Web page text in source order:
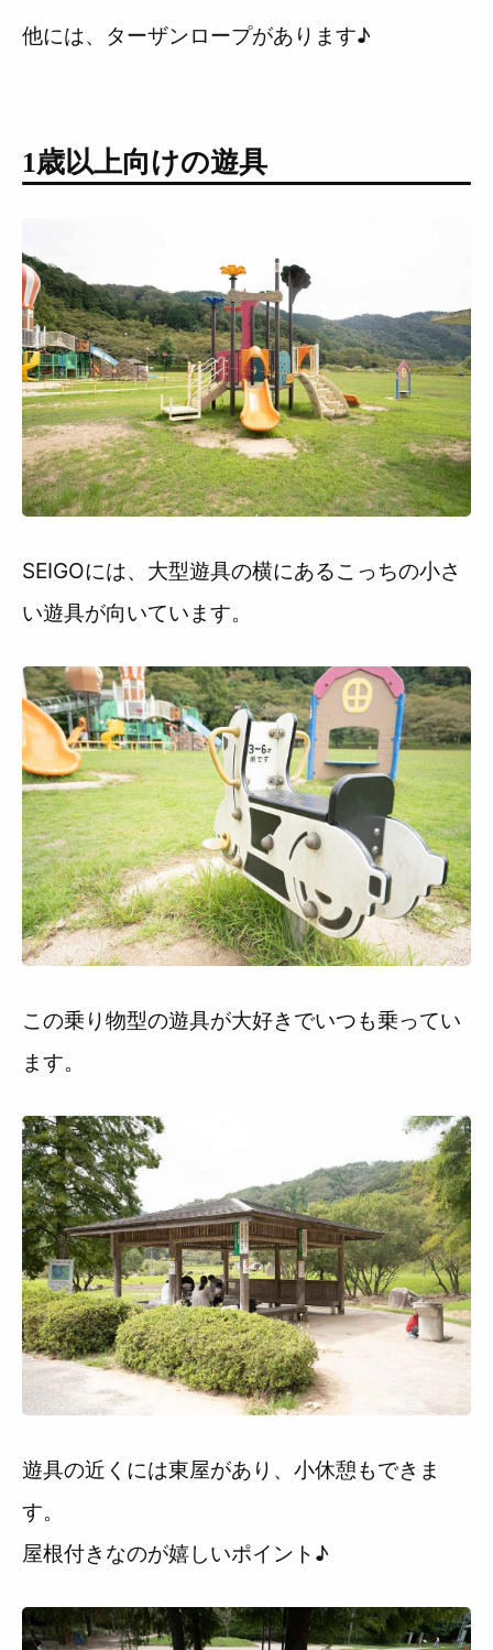
他には、ターザンロープがあります♪
1歳以上向けの遊具
SEIGOには、大型遊具の横にあるこっちの小さ
い遊具が向いています。
この乗り物型の遊具が大好きでいつも乗ってい
ます。
遊具の近くには東屋があり、小休憩もできま
す。
屋根付きなのが嬉しいポイント♪